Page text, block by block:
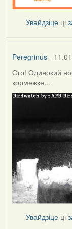
Увайдзіце ці
Peregrinus-
Ого! Одинокий
кормежке...
Увайдзіце ці